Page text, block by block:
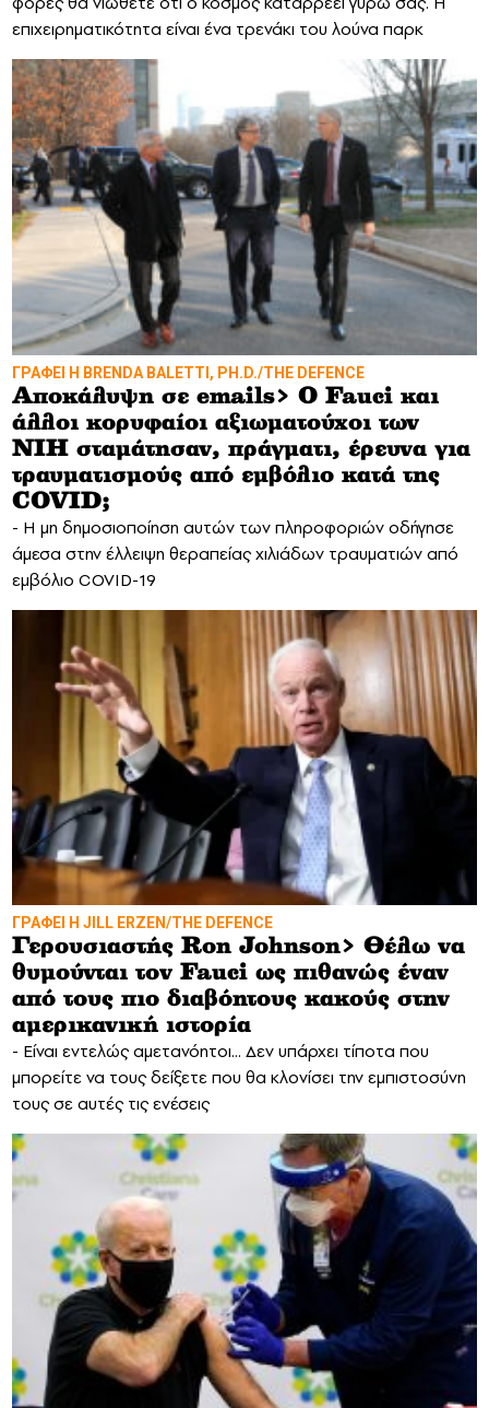
επιχειρηματικότητα είναι ένα τρενάκι του λούνα παρκ
ΓΡΑΦΕΙ Η BRENDA BALETTI, PH.D./THE DEFENCE
Αποκάλυψη σε emails> Ο Fauci και
άλλοι κορυφαίοι αξιωματούχοι των
NIH σταμάτησαν, πράγματι, έρευνα για
τραυματισμούς από εμβόλιο κατά της
COVID;
- Η μη δημοσιοποίηση αυτών των πληροφοριών οδήγησε
άμεσα στην έλλειψη θεραπείας χιλιάδων τραυματιών από
εμβόλιο COVID-19
ΓΡΑΦΕΙ Η JILL ERZEN/THE DEFENCE
Γερουσιαστής Ron Johnson> Θέλω να
θυμούνται τον Fauci ως πιθανώς έναν
από τους πιο διαβόητους κακούς στην
αμερικανική ιστορία
- Είναι εντελώς αμετανόητοι... Δεν υπάρχει τίποτα που
μπορείτε να τους δείξετε που θα κλονίσει την εμπιστοσύνη
τους σε αυτές τις ενέσεις